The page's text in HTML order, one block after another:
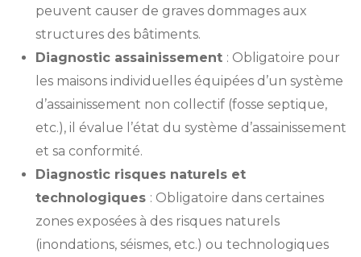
peuvent causer de graves dommages aux
structures des bâtiments.
Diagnostic assainissement : Obligatoire pour
les maisons individuelles équipées d’un système
d’assainissement non collectif (fosse septique,
etc.), il évalue l’état du système d’assainissement
et sa conformité.
Diagnostic risques naturels et
technologiques : Obligatoire dans certaines
zones exposées à des risques naturels
(inondations, séismes, etc.) ou technologiques